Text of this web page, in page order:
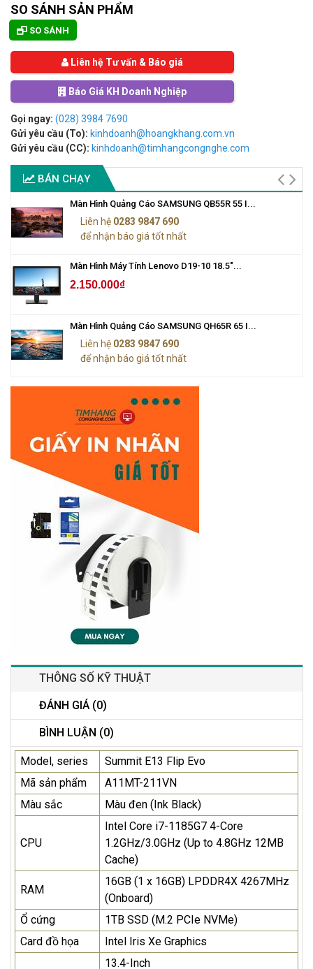
SO SÁNH SẢN PHẨM
SO SÁNH
Liên hệ Tư vấn & Báo giá
Báo Giá KH Doanh Nghiệp
Gọi ngay: (028) 3984 7690
Gửi yêu cầu (To): kinhdoanh@hoangkhang.com.vn
Gửi yêu cầu (CC): kinhdoanh@timhangcongnghe.com
BÁN CHẠY
Màn Hình Quảng Cáo SAMSUNG QB55R 55 I...
Liên hệ 0283 9847 690
để nhận báo giá tốt nhất
Màn Hình Máy Tính Lenovo D19-10 18.5"...
2.150.000₫
Màn Hình Quảng Cáo SAMSUNG QH65R 65 I...
Liên hệ 0283 9847 690
để nhận báo giá tốt nhất
THÔNG SỐ KỸ THUẬT
ĐÁNH GIÁ (0)
BÌNH LUẬN (0)
Model, series
Summit E13 Flip Evo
Mã sản phẩm
A11MT-211VN
Màu sắc
Màu đen (Ink Black)
CPU
Intel Core i7-1185G7 4-Core
1.2GHz/3.0GHz (Up to 4.8GHz 12MB
Cache)
RAM
16GB (1 x 16GB) LPDDR4X 4267MHz
(Onboard)
Ổ cứng
1TB SSD (M.2 PCIe NVMe)
Card đồ họa
Intel Iris Xe Graphics
13.4-Inch